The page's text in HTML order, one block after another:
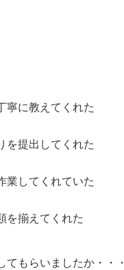
寧に教えてくれた
を提出してくれた
業してくれていた
を揃えてくれた
てもらいましたか・・・